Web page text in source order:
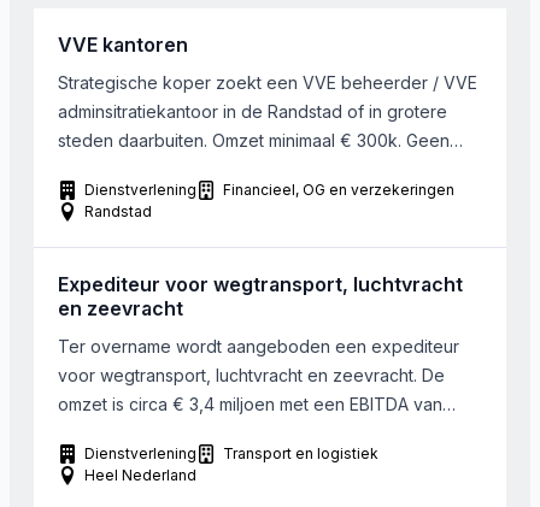
VVE kantoren
Strategische koper zoekt een VVE beheerder / VVE
adminsitratiekantoor in de Randstad of in grotere
steden daarbuiten. Omzet minimaal € 300k. Geen
vastgoedbeheer in de transactie mee te nemen.
Koper is ook geïnteresseerd in VVE-portefeuilles in
Dienstverlening
Financieel, OG en verzekeringen
Randstad
Expediteur voor wegtransport, luchtvracht
en zeevracht
Ter overname wordt aangeboden een expediteur
voor wegtransport, luchtvracht en zeevracht. De
omzet is circa € 3,4 miljoen met een EBITDA van
15 professionele en ervaren medewerkers (15,4
FTE) en maakt daarnaast gebruik van flexibel
Dienstverlening
Transport en logistiek
Heel Nederland